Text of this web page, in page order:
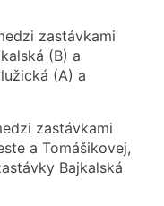
zastávkami
(B) a
(A) a
zastávkami
a Tomášikovej,
Bajkalská